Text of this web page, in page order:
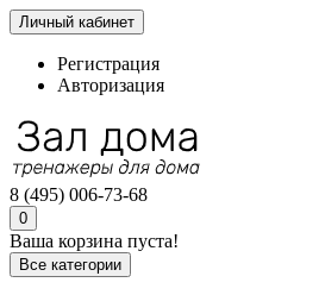
Личный кабинет
Регистрация
Авторизация
8 (495) 006-73-68
0
Ваша корзина пуста!
Все категории